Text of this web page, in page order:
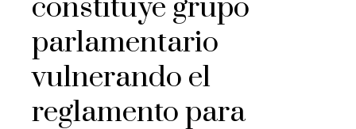
constituye grupo
parlamentario
vulnerando el
reglamento para